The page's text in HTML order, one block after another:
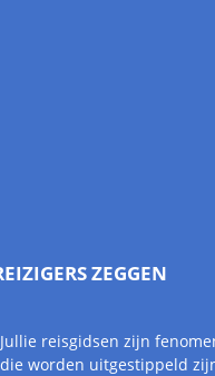
ZEGGEN
Jullie reisgidsen zijn
die worden uitgestippeld